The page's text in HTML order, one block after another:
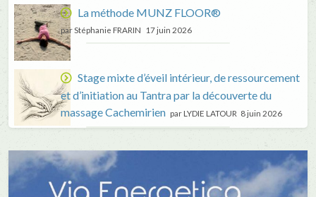
La méthode MUNZ FLOOR®
par Stéphanie FRARIN 17 juin 2026
Stage mixte d’éveil intérieur, de ressourcement
et d’initiation au Tantra par la découverte du
massage Cachemirien par LYDIE LATOUR 8 juin 2026